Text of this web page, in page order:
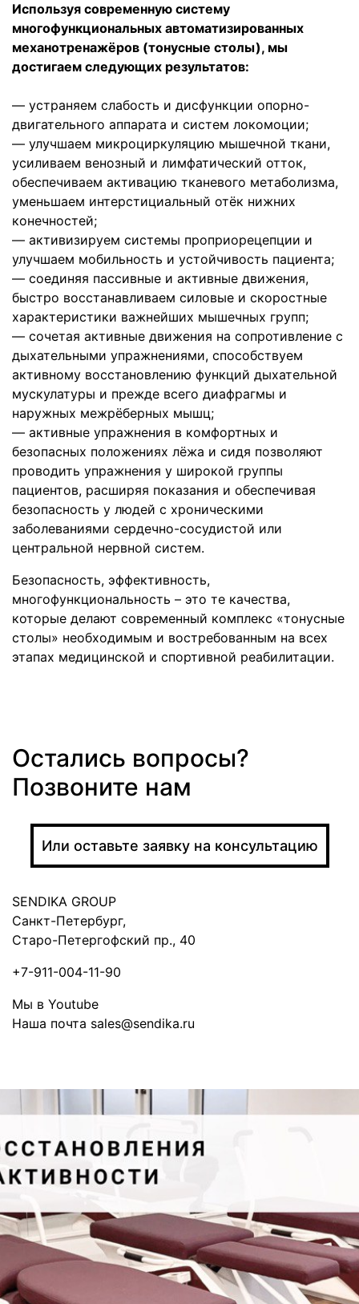
Используя современную систему
многофункциональных автоматизированных
механотренажёров (тонусные столы), мы
достигаем следующих результатов:
— устраняем слабость и дисфункции опорно-
двигательного аппарата и систем локомоции;
— улучшаем микроциркуляцию мышечной ткани,
усиливаем венозный и лимфатический отток,
обеспечиваем активацию тканевого метаболизма,
уменьшаем интерстициальный отёк нижних
конечностей;
— активизируем системы проприорецепции и
улучшаем мобильность и устойчивость пациента;
— соединяя пассивные и активные движения,
быстро восстанавливаем силовые и скоростные
характеристики важнейших мышечных групп;
— сочетая активные движения на сопротивление с
дыхательными упражнениями, способствуем
активному восстановлению функций дыхательной
мускулатуры и прежде всего диафрагмы и
наружных межрёберных мышц;
— активные упражнения в комфортных и
безопасных положениях лёжа и сидя позволяют
проводить упражнения у широкой группы
пациентов, расширяя показания и обеспечивая
безопасность у людей с хроническими
заболеваниями сердечно-сосудистой или
центральной нервной систем.
Безопасность, эффективность,
многофункциональность – это те качества,
которые делают современный комплекс «тонусные
столы» необходимым и востребованным на всех
этапах медицинской и спортивной реабилитации.
Остались вопросы?
Позвоните нам
Или оставьте заявку на консультацию
SENDIKA GROUP
Санкт-Петербург,
Старо-Петергофский пр., 40
+7-911-004-11-90
Мы в Youtube
Наша почта sales@sendika.ru